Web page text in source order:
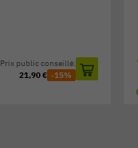
Prix public conseillé:
21,90 € -15%